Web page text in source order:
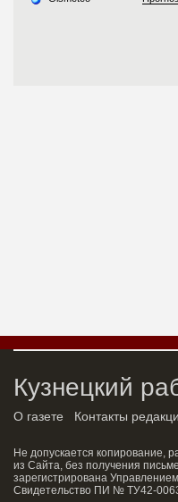
Кузнецкий
О газете Контакты
Не допускается копирование,
из Сайта, без получения
зарегистрирована
Свидетельство ПИ № ТУ42-